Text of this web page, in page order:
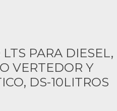
PARA DIESEL,
VERTEDOR Y
DS-10LITROS